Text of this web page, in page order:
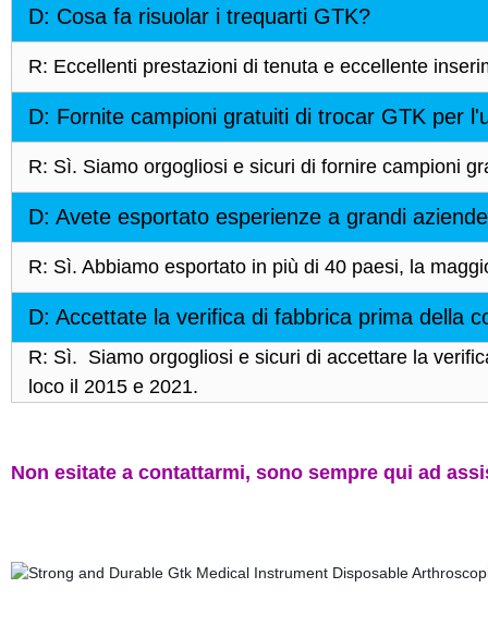
D: Cosa fa risuolar i trequarti GTK?
R: Eccellenti prestazioni di tenuta e eccellente
D: Fornite campioni gratuiti di trocar GTK per
R: Sì. Siamo orgogliosi e sicuri di fornire campioni
D: Avete esportato esperienze a grandi
R: Sì. Abbiamo esportato in più di 40 paesi, la
D: Accettate la verifica di fabbrica prima della
R: Sì. Siamo orgogliosi e sicuri di accettare la
loco il 2015 e 2021.
Non esitate a contattarmi, sono sempre qui ad